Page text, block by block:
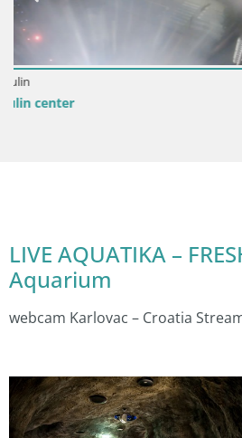
LIVE AQUATIKA –
Aquarium
webcam Karlovac – Croatia